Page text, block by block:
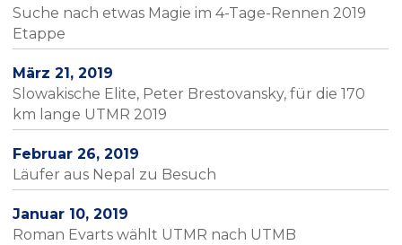
Suche nach etwas Magie im 4-Tage-Rennen 2019
Etappe
März 21, 2019
Slowakische Elite, Peter Brestovansky, für die 170
km lange UTMR 2019
Februar 26, 2019
Läufer aus Nepal zu Besuch
Januar 10, 2019
Roman Evarts wählt UTMR nach UTMB